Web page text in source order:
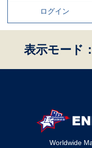
ログイン
表示モード
Worldwide